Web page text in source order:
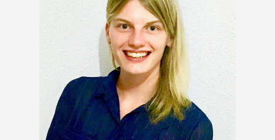
文章，积累了丰富的专业写作与内容
创作经验。她深谙如何通过文字讲述
有深度、有温度且富有影响力的个人
与此同时，Cecilia曾于加州课后辅导
中心担任小学阶段导师，为一年级至
五年级学生设计课程与课后活动，积
累了丰富的学生辅导经验。她热衷于
激发学生的独立思考能力与表达能
力，尤其擅长英文写作指导、批判性
思维培养及个人故事挖掘，帮助学生
在学术与个人成长过程中建立自信，
并找到属于自己的声音。